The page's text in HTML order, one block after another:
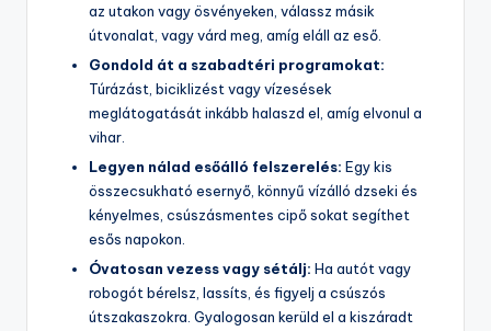
az utakon vagy ösvényeken, válassz másik
útvonalat, vagy várd meg, amíg eláll az eső.
Gondold át a szabadtéri programokat:
Túrázást, biciklizést vagy vízesések
meglátogatását inkább halaszd el, amíg elvonul a
vihar.
Legyen nálad esőálló felszerelés: Egy kis
összecsukható esernyő, könnyű vízálló dzseki és
kényelmes, csúszásmentes cipő sokat segíthet
esős napokon.
Óvatosan vezess vagy sétálj: Ha autót vagy
robogót bérelsz, lassíts, és figyelj a csúszós
útszakaszokra. Gyalogosan kerüld el a kiszáradt